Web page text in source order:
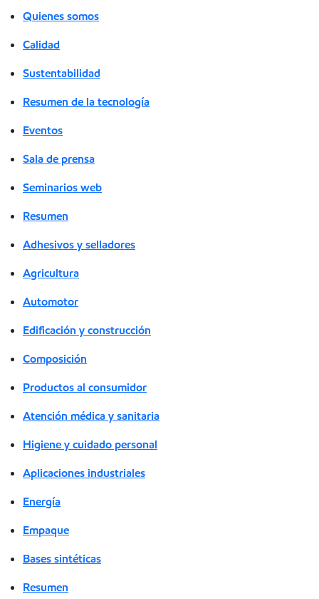
Quienes somos
Calidad
Sustentabilidad
Resumen de la tecnología
Eventos
Sala de prensa
Seminarios web
Resumen
Adhesivos y selladores
Agricultura
Automotor
Edificación y construcción
Composición
Productos al consumidor
Atención médica y sanitaria
Higiene y cuidado personal
Aplicaciones industriales
Energía
Empaque
Bases sintéticas
Resumen